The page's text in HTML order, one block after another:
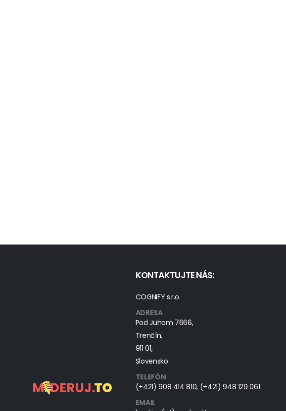
KONTAKTUJTE NÁS:
COGNIFY s.r.o.
ADRESA
Pod Juhom 7666,
Trenčín,
911 01,
Slovensko
TELEFÓN
(+421) 908 414 810, (+421) 948 129 061
EMAIL